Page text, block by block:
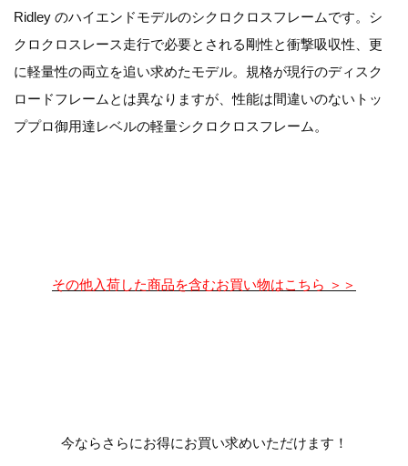
Ridley のハイエンドモデルのシクロクロスフレームです。シ
クロクロスレース走行で必要とされる剛性と衝撃吸収性、更
に軽量性の両立を追い求めたモデル。規格が現行のディスク
ロードフレームとは異なりますが、性能は間違いのないトッ
ププロ御用達レベルの軽量シクロクロスフレーム。
その他入荷した商品を含むお買い物はこちら ＞＞
今ならさらにお得にお買い求めいただけます！